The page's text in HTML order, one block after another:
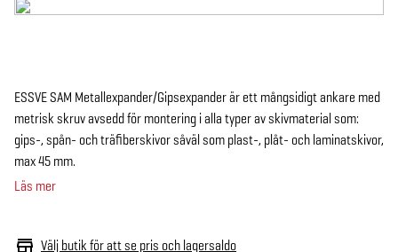
Välj butik för att se pris och lagersaldo
ESSVE SAM Metallexpander/Gipsexpander är ett mångsidigt ankare med
metrisk skruv avsedd för montering i alla typer av skivmaterial som:
gips-, spån- och träfiberskivor såväl som plast-, plåt- och laminatskivor,
max 45 mm.
Läs mer